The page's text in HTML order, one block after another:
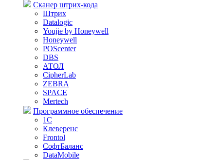
Сканер штрих-кода
Штрих
Datalogic
Youjie by Honeywell
Honeywell
POScenter
DBS
АТОЛ
CipherLab
ZEBRA
SPACE
Mertech
Программное обеспечение
1С
Клеверенс
Frontol
СофтБаланс
DataMobile